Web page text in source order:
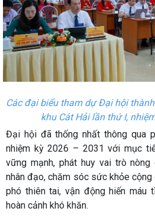
Các đại biểu tham dự Đại hội
khu Cát Hải lần thứ I,
Đại hội đã thống nhất thông qua
nhiệm kỳ 2026 – 2031 với mục
vững mạnh, phát huy vai trò
nhân đạo, chăm sóc sức khỏe
phó thiên tai, vận động hiến máu
hoàn cảnh khó khăn.